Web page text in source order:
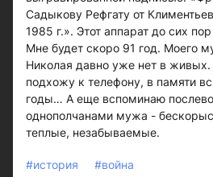
Садыкову Рефгату от
1985 г.». Этот аппарат до сих
Мне будет скоро 91 год. Моего
Николая давно уже нет в
подхожу к телефону, в памяти
годы… А еще вспоминаю
однополчанами мужа -
теплые, незабываемые.
#история #война